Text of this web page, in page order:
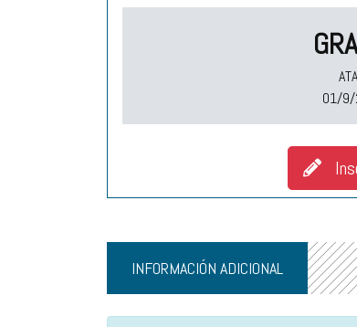
01/
INFORMACIÓN ADICIONAL